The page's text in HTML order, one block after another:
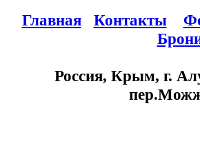
Главная
Контакты
Россия, Крым, г.